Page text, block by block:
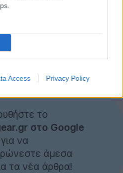
Access Privacy Policy
του κειμένου
διατίθεται μόνο για τον
η Evernote, σύντομα
τους υπόλοιπους browsers.
το
στο Google
για να
άμεσα
τα νέα άρθρα!